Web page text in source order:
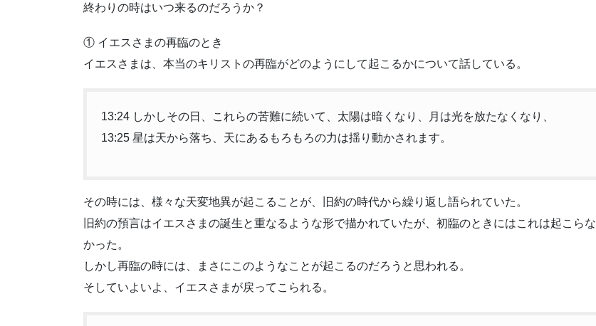
終わりの時はいつ来るのだろうか？
① イエスさまの再臨のとき
イエスさまは、本当のキリストの再臨がどのようにして起こるかについて話している。
13:24 しかしその日、これらの苦難に続いて、太陽は暗くなり、月は光を放たなくなり、
13:25 星は天から落ち、天にあるもろもろの力は揺り動かされます。
その時には、様々な天変地異が起こることが、旧約の時代から繰り返し語られていた。
旧約の預言はイエスさまの誕生と重なるような形で描かれていたが、初臨のときにはこれは起こらな
かった。
しかし再臨の時には、まさにこのようなことが起こるのだろうと思われる。
そしていよいよ、イエスさまが戻ってこられる。